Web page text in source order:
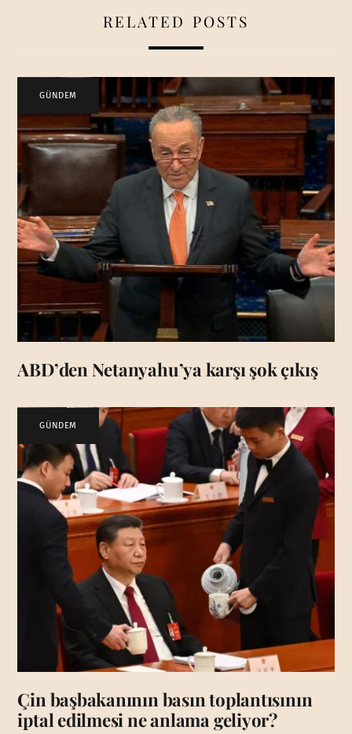
RELATED POSTS
GÜNDEM
ABD’den Netanyahu’ya karşı şok çıkış
GÜNDEM
Çin başbakanının basın toplantısının
iptal edilmesi ne anlama geliyor?